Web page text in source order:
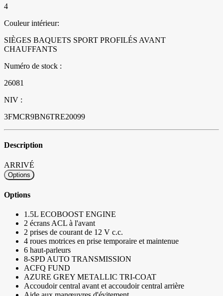
4
Couleur intérieur:
SIÈGES BAQUETS SPORT PROFILÉS AVANT
CHAUFFANTS
Numéro de stock :
26081
NIV :
3FMCR9BN6TRE20099
Description
ARRIVÉ
Options
Options
1.5L ECOBOOST ENGINE
2 écrans ACL à l'avant
2 prises de courant de 12 V c.c.
4 roues motrices en prise temporaire et maintenue
6 haut-parleurs
8-SPD AUTO TRANSMISSION
ACFQ FUND
AZURE GREY METALLIC TRI-COAT
Accoudoir central avant et accoudoir central arrière